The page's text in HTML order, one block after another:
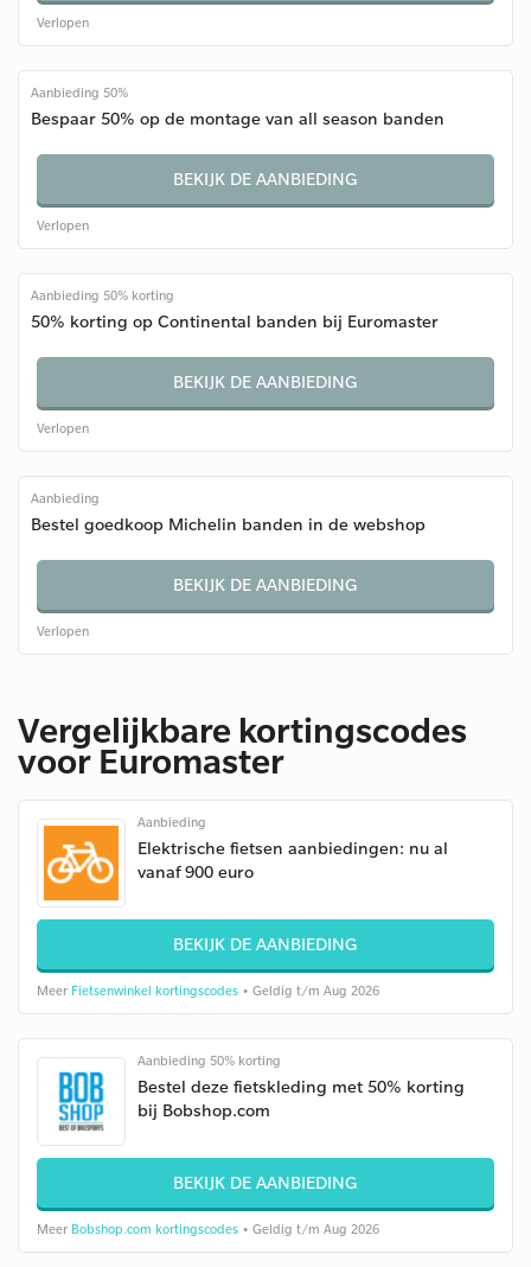
Verlopen
Aanbieding 50%
Bespaar 50% op de montage van all season banden
BEKIJK DE AANBIEDING
Verlopen
Aanbieding 50% korting
50% korting op Continental banden bij Euromaster
BEKIJK DE AANBIEDING
Verlopen
Aanbieding
Bestel goedkoop Michelin banden in de webshop
BEKIJK DE AANBIEDING
Verlopen
Vergelijkbare kortingscodes
voor Euromaster
Aanbieding
Elektrische fietsen aanbiedingen: nu al
vanaf 900 euro
BEKIJK DE AANBIEDING
Meer Fietsenwinkel kortingscodes • Geldig t/m Aug 2026
Aanbieding 50% korting
Bestel deze fietskleding met 50% korting
bij Bobshop.com
BEKIJK DE AANBIEDING
Meer Bobshop.com kortingscodes • Geldig t/m Aug 2026